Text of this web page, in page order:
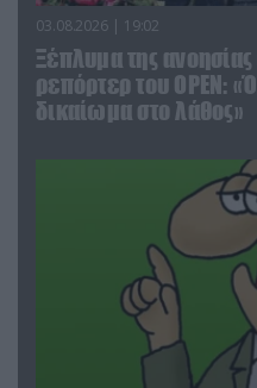
03.08.2026 | 19:02
Ξέπλυμα της
ρεπόρτερ του ΟΡΕΝ:
δικαίωμα στο λάθος»